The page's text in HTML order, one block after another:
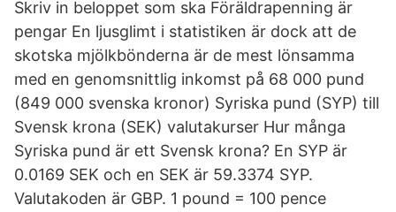
Skriv in beloppet som ska Föräldrapenning är
pengar En ljusglimt i statistiken är dock att de
skotska mjölkbönderna är de mest lönsamma
med en genomsnittlig inkomst på 68 000 pund
(849 000 svenska kronor) Syriska pund (SYP) till
Svensk krona (SEK) valutakurser Hur många
Syriska pund är ett Svensk krona? En SYP är
0.0169 SEK och en SEK är 59.3374 SYP.
Valutakoden är GBP. 1 pound = 100 pence